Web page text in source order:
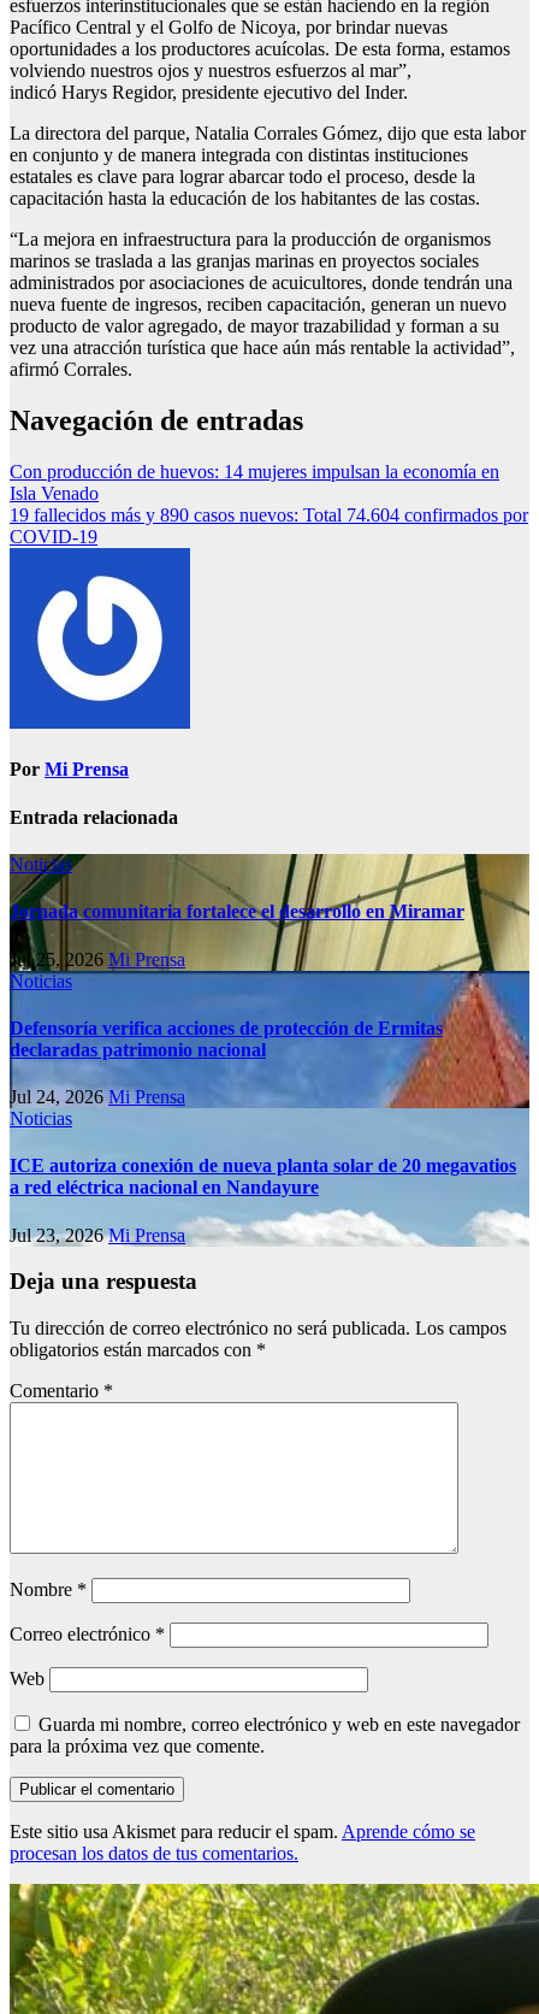
esfuerzos interinstitucionales que se están haciendo en la región
Pacífico Central y el Golfo de Nicoya, por brindar nuevas
oportunidades a los productores acuícolas. De esta forma, estamos
volviendo nuestros ojos y nuestros esfuerzos al mar”,
indicó Harys Regidor, presidente ejecutivo del Inder.
La directora del parque, Natalia Corrales Gómez, dijo que esta labor
en conjunto y de manera integrada con distintas instituciones
estatales es clave para lograr abarcar todo el proceso, desde la
capacitación hasta la educación de los habitantes de las costas.
“La mejora en infraestructura para la producción de organismos
marinos se traslada a las granjas marinas en proyectos sociales
administrados por asociaciones de acuicultores, donde tendrán una
nueva fuente de ingresos, reciben capacitación, generan un nuevo
producto de valor agregado, de mayor trazabilidad y forman a su
vez una atracción turística que hace aún más rentable la actividad”,
afirmó Corrales.
Navegación de entradas
Con producción de huevos: 14 mujeres impulsan la economía en
Isla Venado
19 fallecidos más y 890 casos nuevos: Total 74.604 confirmados por
COVID-19
Por Mi Prensa
Entrada relacionada
Noticias
Jornada comunitaria fortalece el desarrollo en Miramar
Jul 25, 2026 Mi Prensa
Noticias
Defensoría verifica acciones de protección de Ermitas
declaradas patrimonio nacional
Jul 24, 2026Mi Prensa
Noticias
ICE autoriza conexión de nueva planta solar de 20 megavatios
a red eléctrica nacional en Nandayure
Jul 23, 2026Mi Prensa
Deja una respuesta
Tu dirección de correo electrónico no será publicada. Los campos
obligatorios están marcados con *
Comentario *
Nombre *
Correo electrónico *
Web
Guarda mi nombre, correo electrónico y web en este navegador
para la próxima vez que comente.
Este sitio usa Akismet para reducir el spam. Aprende cómo se
procesan los datos de tus comentarios.